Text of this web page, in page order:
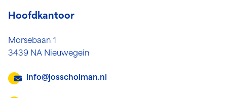
Hoofdkantoor
Morsebaan 1
3439 NA Nieuwegein
info@josscholman.nl